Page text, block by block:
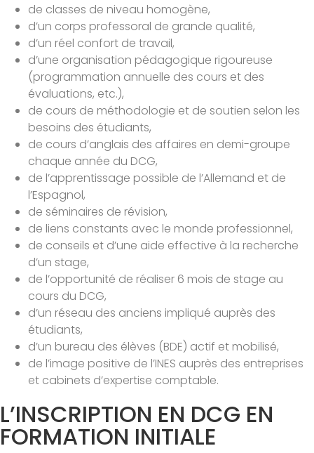
de classes de niveau homogène,
d’un corps professoral de grande qualité,
d’un réel confort de travail,
d’une organisation pédagogique rigoureuse
(programmation annuelle des cours et des
évaluations, etc.),
de cours de méthodologie et de soutien selon les
besoins des étudiants,
de cours d’anglais des affaires en demi-groupe
chaque année du DCG,
de l’apprentissage possible de l’Allemand et de
l’Espagnol,
de séminaires de révision,
de liens constants avec le monde professionnel,
de conseils et d’une aide effective à la recherche
d’un stage,
de l’opportunité de réaliser 6 mois de stage au
cours du DCG,
d’un réseau des anciens impliqué auprès des
étudiants,
d’un bureau des élèves (BDE) actif et mobilisé,
de l’image positive de l’INES auprès des entreprises
et cabinets d’expertise comptable.
L’INSCRIPTION EN DCG EN
FORMATION INITIALE